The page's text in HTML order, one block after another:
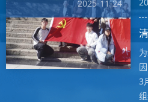
2025-11-24
3